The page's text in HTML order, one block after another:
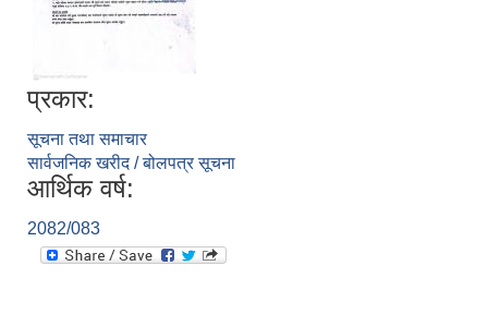
प्रकार:
सूचना तथा समाचार
सार्वजनिक खरीद / बोलपत्र सूचना
आर्थिक वर्ष:
2082/083